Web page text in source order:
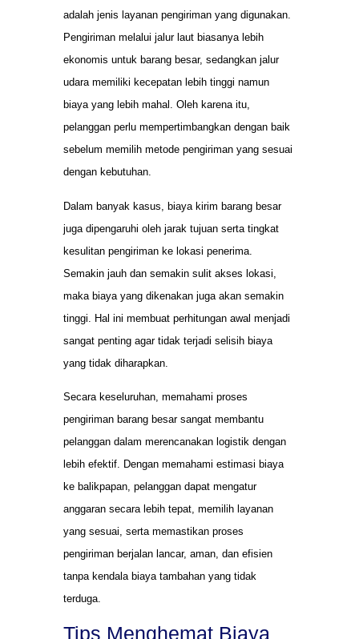
adalah jenis layanan pengiriman yang digunakan.
Pengiriman melalui jalur laut biasanya lebih
ekonomis untuk barang besar, sedangkan jalur
udara memiliki kecepatan lebih tinggi namun
biaya yang lebih mahal. Oleh karena itu,
pelanggan perlu mempertimbangkan dengan baik
sebelum memilih metode pengiriman yang sesuai
dengan kebutuhan.
Dalam banyak kasus, biaya kirim barang besar
juga dipengaruhi oleh jarak tujuan serta tingkat
kesulitan pengiriman ke lokasi penerima.
Semakin jauh dan semakin sulit akses lokasi,
maka biaya yang dikenakan juga akan semakin
tinggi. Hal ini membuat perhitungan awal menjadi
sangat penting agar tidak terjadi selisih biaya
yang tidak diharapkan.
Secara keseluruhan, memahami proses
pengiriman barang besar sangat membantu
pelanggan dalam merencanakan logistik dengan
lebih efektif. Dengan memahami estimasi biaya
ke balikpapan, pelanggan dapat mengatur
anggaran secara lebih tepat, memilih layanan
yang sesuai, serta memastikan proses
pengiriman berjalan lancar, aman, dan efisien
tanpa kendala biaya tambahan yang tidak
terduga.
Tips Menghemat Biaya